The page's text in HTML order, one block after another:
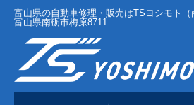
富山県の自動車修理・販売はTSヨシモト
富山県南砺市梅原8711